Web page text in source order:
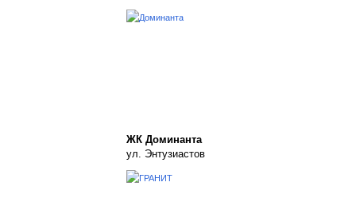
ЖК Доминанта
ул. Энтузиастов